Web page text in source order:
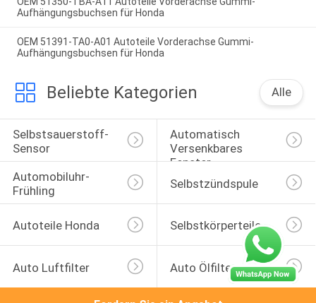
Aufhängungsbuchsen für Honda
OEM 51391-TA0-A01 Autoteile Vorderachse Gummi-
Aufhängungsbuchsen für Honda
Beliebte Kategorien Alle
Selbstsauerstoff-
Sensor
Automatisch
Versenkbares
Fenster-
Selbstschalter
Automobiluhr-
Frühling
Selbstzündspule
Autoteile Honda Selbstkörperteile
Auto Luftfilter Auto Ölfilter